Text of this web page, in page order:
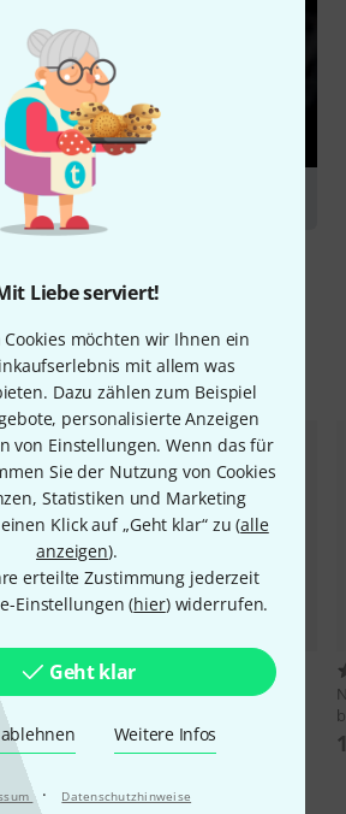
Liebe serviert!
möchten wir Ihnen ein
mit allem was
Dazu zählen zum Beispiel
personalisierte Anzeigen
von Einstellungen. Wenn das für
Sie der Nutzung von Cookies
Statistiken und Marketing
Klick auf „Geht klar“ zu (alle
anzeigen).
erteilte Zustimmung jederzeit
Einstellungen (hier) widerrufen.
Geht klar
Weitere Infos
· Datenschutzhinweise
vergleichen
jSax
NuvoMouthpiece for jSax 2.0
22,10 €